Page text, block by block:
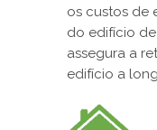
os custos de
do edifício
assegura a
edifício a